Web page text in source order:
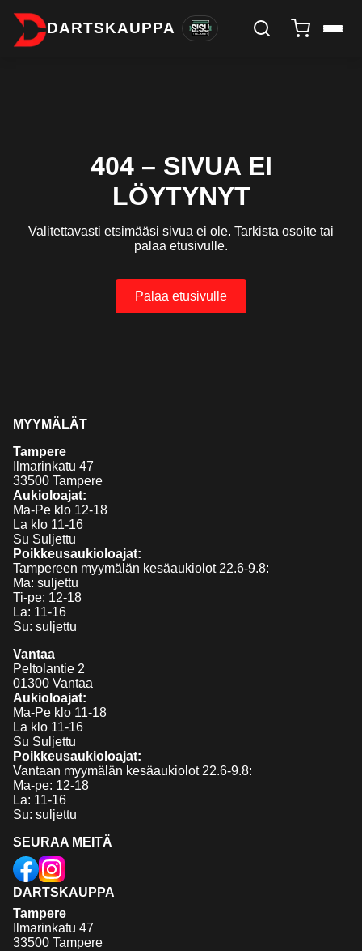
DARTSKAUPPA
404 – SIVUA EI
LÖYTYNYT
Valitettavasti etsimääsi sivua ei ole. Tarkista osoite tai
palaa etusivulle.
Palaa etusivulle
DARTSKAUPPA
Tampere
Ilmarinkatu 47
33500 Tampere
SEURAA MEITÄ
MYYMÄLÄT
Tampere
Ilmarinkatu 47
33500 Tampere
Aukioloajat:
Ma-Pe klo 12-18
La klo 11-16
Su Suljettu
Poikkeusaukioloajat:
Tampereen myymälän kesäaukiolot 22.6-9.8:
Ma: suljettu
Ti-pe: 12-18
La: 11-16
Su: suljettu
Vantaa
Peltolantie 2
01300 Vantaa
Aukioloajat:
Ma-Pe klo 11-18
La klo 11-16
Su Suljettu
Poikkeusaukioloajat:
Vantaan myymälän kesäaukiolot 22.6-9.8:
Ma-pe: 12-18
La: 11-16
Su: suljettu